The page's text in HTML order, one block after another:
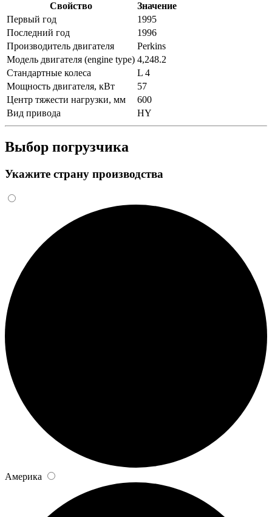
Свойство
Значение
Первый год
1995
Последний год
1996
Производитель двигателя
Perkins
Модель двигателя (engine type) 4,248.2
Стандартные колеса
L 4
Мощность двигателя, кВт
57
Центр тяжести нагрузки, мм
600
Вид привода
HY
Выбор погрузчика
Укажите страну производства
Америка